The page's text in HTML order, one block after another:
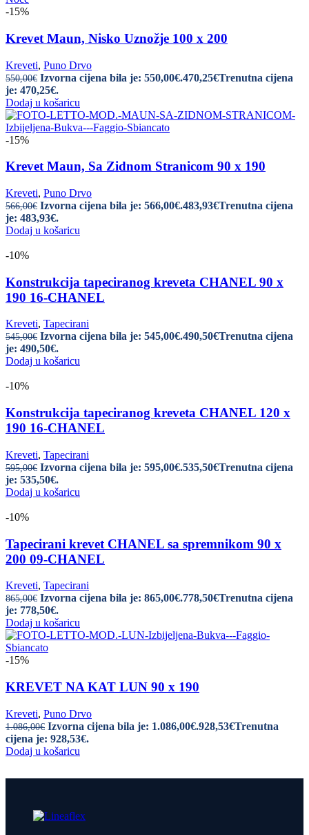
-15%
Krevet Maun, Nisko Uznožje 100 x 200
Kreveti, Puno Drvo
550,00€ Izvorna cijena bila je: 550,00€.470,25€Trenutna cijena
je: 470,25€.
Dodaj u košaricu
-15%
Krevet Maun, Sa Zidnom Stranicom 90 x 190
Kreveti, Puno Drvo
566,00€ Izvorna cijena bila je: 566,00€.483,93€Trenutna cijena
je: 483,93€.
Dodaj u košaricu
-10%
Konstrukcija tapeciranog kreveta CHANEL 90 x
190 16-CHANEL
Kreveti, Tapecirani
545,00€ Izvorna cijena bila je: 545,00€.490,50€Trenutna cijena
je: 490,50€.
Dodaj u košaricu
-10%
Konstrukcija tapeciranog kreveta CHANEL 120 x
190 16-CHANEL
Kreveti, Tapecirani
595,00€ Izvorna cijena bila je: 595,00€.535,50€Trenutna cijena
je: 535,50€.
Dodaj u košaricu
-10%
Tapecirani krevet CHANEL sa spremnikom 90 x
200 09-CHANEL
Kreveti, Tapecirani
865,00€ Izvorna cijena bila je: 865,00€.778,50€Trenutna cijena
je: 778,50€.
Dodaj u košaricu
-15%
KREVET NA KAT LUN 90 x 190
Kreveti, Puno Drvo
1.086,00€ Izvorna cijena bila je: 1.086,00€.928,53€Trenutna
cijena je: 928,53€.
Dodaj u košaricu